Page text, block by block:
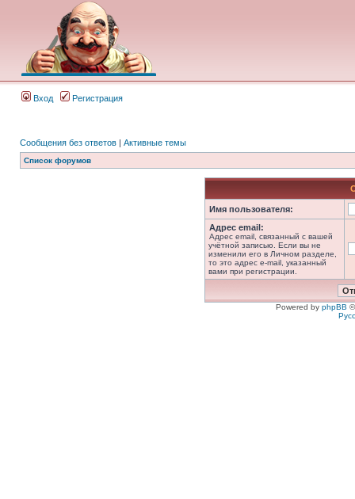
Вход Регистрация
Сообщения без ответов | Активные темы
Список форумов
Имя пользователя:
Адрес email:
Адрес email, связанный с вашей
учётной записью. Если вы не
изменили его в Личном разделе,
то это адрес e-mail, указанный
вами при регистрации.
Powered by phpBB